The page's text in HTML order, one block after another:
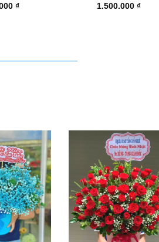
₫
1.500.000 ₫